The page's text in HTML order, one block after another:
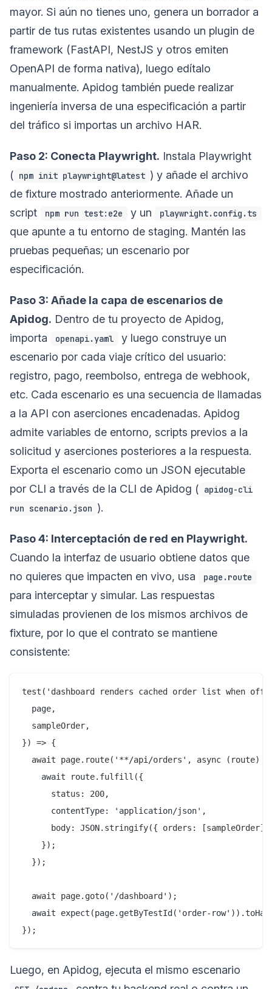
mayor. Si aún no tienes uno, genera un borrador a
partir de tus rutas existentes usando un plugin de
framework (FastAPI, NestJS y otros emiten
OpenAPI de forma nativa), luego edítalo
manualmente. Apidog también puede realizar
ingeniería inversa de una especificación a partir
del tráfico si importas un archivo HAR.
Paso 2: Conecta Playwright. Instala Playwright
( npm init playwright@latest ) y añade el archivo
de fixture mostrado anteriormente. Añade un
script
npm run test:e2e y un playwright.config.ts
que apunte a tu entorno de staging. Mantén las
pruebas pequeñas; un escenario por
especificación.
Paso 3: Añade la capa de escenarios de
Apidog. Dentro de tu proyecto de Apidog,
importa
openapi.yaml
y luego construye un
escenario por cada viaje crítico del usuario:
registro, pago, reembolso, entrega de webhook,
etc. Cada escenario es una secuencia de llamadas
a la API con aserciones encadenadas. Apidog
admite variables de entorno, scripts previos a la
solicitud y aserciones posteriores a la respuesta.
Exporta el escenario como un JSON ejecutable
por CLI a través de la CLI de Apidog ( apidog-cli
run scenario.json ).
Paso 4: Interceptación de red en Playwright.
Cuando la interfaz de usuario obtiene datos que
no quieres que impacten en vivo, usa
page.route
para interceptar y simular. Las respuestas
simuladas provienen de los mismos archivos de
fixture, por lo que el contrato se mantiene
consistente:
test('dashboard renders cached order list when
  page,
  sampleOrder,
}) => {
await page.route('**/api/orders', async (route)
    await route.fulfill({
      status: 200,
      contentType: 'application/json',
body: JSON.stringify({ orders: [sampleOrder]
    });
  });
  await page.goto('/dashboard');
await expect(page.getByTestId('order-
Luego, en Apidog, ejecuta el mismo escenario